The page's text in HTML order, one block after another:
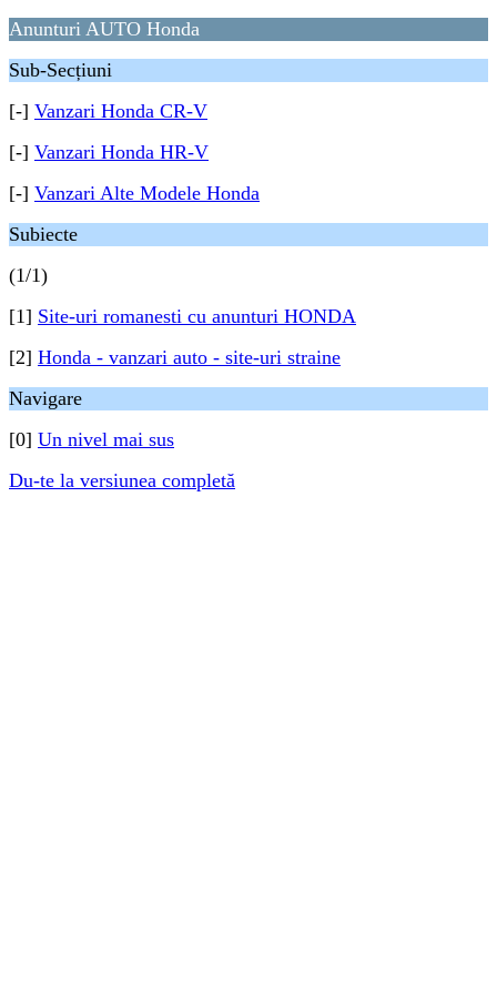
Anunturi AUTO Honda
Sub-Secțiuni
[-] Vanzari Honda CR-V
[-] Vanzari Honda HR-V
[-] Vanzari Alte Modele Honda
Subiecte
(1/1)
[1] Site-uri romanesti cu anunturi HONDA
[2] Honda - vanzari auto - site-uri straine
Navigare
[0] Un nivel mai sus
Du-te la versiunea completă